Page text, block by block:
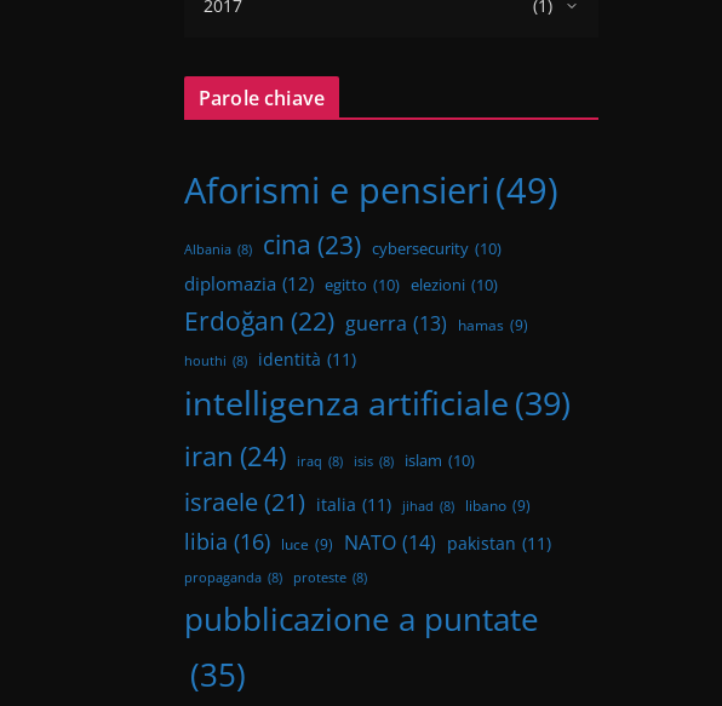
2017
(1)
Parole chiave
Aforismi e pensieri (49)
Albania (8) cina (23) cybersecurity (10)
diplomazia (12) egitto (10) elezioni (10)
Erdoğan (22) guerra (13) hamas (9)
houthi (8) identità (11)
intelligenza artificiale(39)
iran (24) iraq (8) isis (8) islam (10)
israele(21) italia (11) jihad (8) libano (9)
libia (16) luce (9) NATO (14) pakistan (11)
propaganda (8) proteste (8)
pubblicazione a puntate
(35)